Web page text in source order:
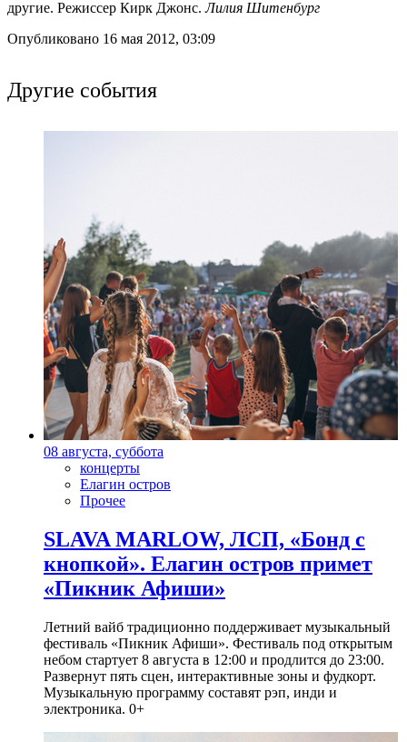
другие. Режиссер Кирк Джонс.Лилия Шитенбург
Опубликовано 16 мая 2012, 03:09
Другие события
08 августа, суббота
концерты
Елагин остров
Прочее
SLAVA MARLOW, ЛСП, «Бонд с
кнопкой». Елагин остров примет
«Пикник Афиши»
Летний вайб традиционно поддерживает музыкальный
фестиваль «Пикник Афиши». Фестиваль под открытым
небом стартует 8 августа в 12:00 и продлится до 23:00.
Развернут пять сцен, интерактивные зоны и фудкорт.
Музыкальную программу составят рэп, инди и
электроника. 0+